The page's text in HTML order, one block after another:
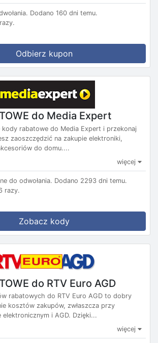
Dodano 160 dni temu.
Odbierz kupon
do Media Expert
kody rabatowe do Media Expert i przekonaj
zaoszczędzić na zakupie elektroniki,
do domu....
więcej
do odwołania. Dodano 2293 dni temu.
razy.
Zobacz kody
do RTV Euro AGD
rabatowych do RTV Euro AGD to dobry
kosztów zakupów, zwłaszcza przy
i AGD. Dzięki...
więcej